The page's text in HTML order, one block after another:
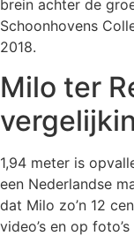
brein achter de
Schoonhovens
2018.
Milo ter
1,94 meter is
een Nederlandse
dat Milo zo’n 12
video’s en op